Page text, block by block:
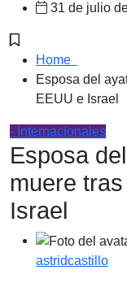
31 de julio
Home
Esposa del
EEUU e Israel
- Internacionales
Esposa
muere
Israel
astridcastillo